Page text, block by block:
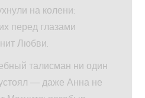
на колени:
перед глазами
Любви.
талисман ни один
— даже Анна не